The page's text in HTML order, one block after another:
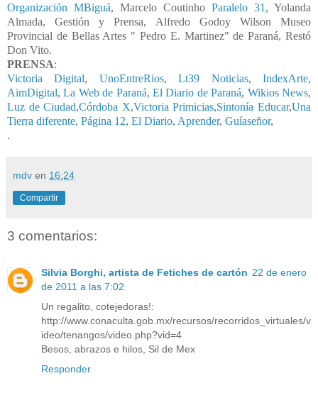
Organización MBiguá, Marcelo Coutinho Paralelo 31 , Yolanda
Almada, Gestión y Prensa, Alfredo Godoy Wilson Museo
Provincial de Bellas Artes " Pedro E. Martinez" de Paraná, Restó
Don Vito.
PRENSA:
Victoria Digital, UnoEntreRios,Lt39 Noticias,IndexArte,
AimDigital,La Web de Paraná,El Diario de Paraná, Wikios News,
Luz de Ciudad,Córdoba X,Victoria Primicias,Sintonía Educar,Una
Tierra diferente, Página 12, El Diario, Aprender, Guíaseñor,
.
mdv en 16:24
Compartir
3 comentarios:
Silvia Borghi, artista de Fetiches de cartón 22 de enero
de 2011 a las 7:02
Un regalito, cotejedoras!:
http://www.conaculta.gob.mx/recursos/recorridos_virtuales/v
ideo/tenangos/video.php?vid=4
Besos, abrazos e hilos, Sil de Mex
Responder